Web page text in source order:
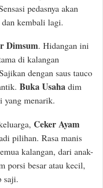
pedasnya akan
kembali lagi.
Dimsum. Hidangan ini
di kalangan
dengan saus tauco
Buka Usaha dim
yang menarik.
Ceker Ayam
pilihan. Rasa manis
kalangan, dari anak-
porsi besar atau kecil,
saji.